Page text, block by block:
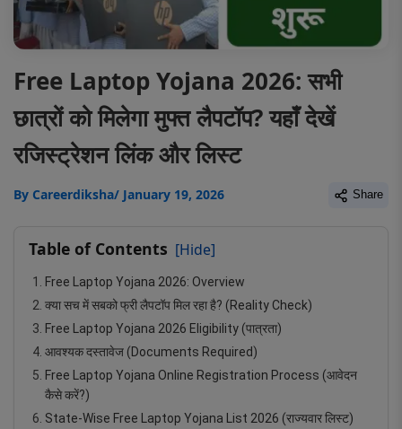
Free Laptop Yojana 2026: सभी
छात्रों को मिलेगा मुफ्त लैपटॉप? यहाँ देखें
रजिस्ट्रेशन लिंक और लिस्ट
By Careerdiksha/ January 19, 2026 Share
Table of Contents [Hide]
Free Laptop Yojana 2026: Overview
क्या सच में सबको फ्री लैपटॉप मिल रहा है? (Reality Check)
Free Laptop Yojana 2026 Eligibility (पात्रता)
आवश्यक दस्तावेज (Documents Required)
Free Laptop Yojana Online Registration Process (आवेदन
कैसे करें?)
State-Wise Free Laptop Yojana List 2026 (राज्यवार लिस्ट)